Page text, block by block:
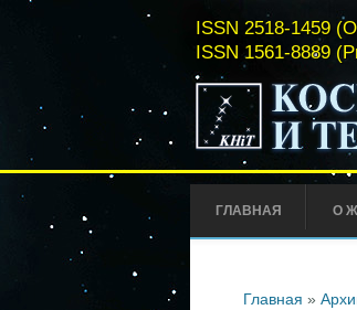
ISSN 2518-1459
ISSN 1561-8889
ГЛАВНАЯ О
Главная »